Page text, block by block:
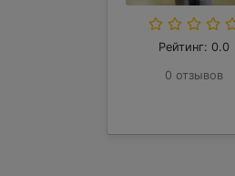
Рейтинг: 0.0
0 отзывов